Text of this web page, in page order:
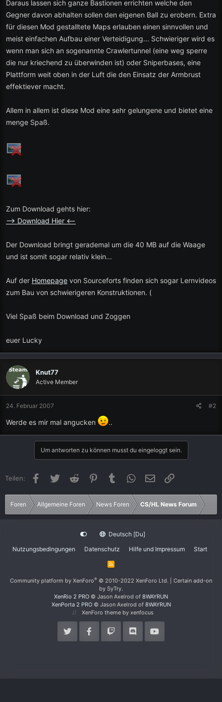
Daraus lassen sich ganze Bastionen errichten welche den
Gegner davon abhalten sollen den eigenen Ball zu erobern. Extra
für diesen Mod gestalltete Maps erlauben einen sinnvollen und
meist einfachen Aufbau einer Verteidigung... Schwieriger wird es
wenn man sich an sogenannte Crawlertunnel (eine weg sperre
die nur kriechend zu überwinden ist) oder Sniperbases, eine
Plattform weit oben in der Luft die den Einsatz der Armbrust
effektiever macht.
Allem in allem ist diese Mod eine sehr gelungene und bietet eine
menge Spaß.
Zum Download gehts hier:
--> Download Hier <--
Der Download bringt gerademal um die 40 MB auf die Waage
und ist somit sogar relativ klein...
Auf der Homepage von Sourceforts finden sich sogar Lernvideos
zum Bau von schwierigeren Konstruktionen. (
Viel Spaß beim Download und Zoggen
euer Lucky
Knut77
Active Member
24. Februar 2007 #2
Werde es mir mal angucken ..
Um antworten zu können musst du eingeloggt sein.
Teilen: FacebookTwitter Reddit PinterestTumblr WhatsApp
E-Mail
Foren Allgemeine Foren News Foren CS/HL News Forum
Deutsch [Du]
Nutzungsbedingungen
Datenschutz Hilfe und Impressum Start
R
Community platform by XenForo® © 2010-2022 XenForo Ltd.
Certain add-on
by SyTry.
XenRio 2 PRO © Jason Axelrod of 8WAYRUN
XenPorta 2 PRO© Jason Axelrod of 8WAYRUN
XenForo theme by xenfocus